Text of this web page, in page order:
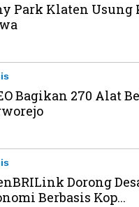
Park Klaten Usung
Bagikan 270 Alat
Dorong
Berbasis Kop...